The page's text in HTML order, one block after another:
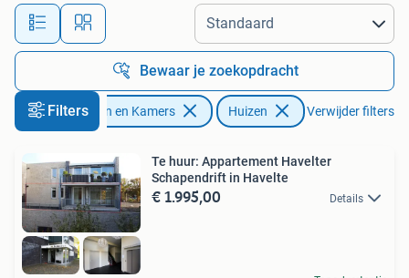
Alle afstanden…
Bewaar je zoekopdracht
FiltersHuizen en Kamers Huizen Verwijder filters
Te huur: Appartement Havelter
Schapendrift in Havelte
€ 1.995,00 Details